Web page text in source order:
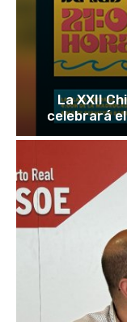
La XXII
celebrará